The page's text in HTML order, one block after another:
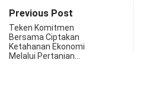
Previous Post
Teken Komitmen
Bersama Ciptakan
Ketahanan Ekonomi
Melalui Pertanian…